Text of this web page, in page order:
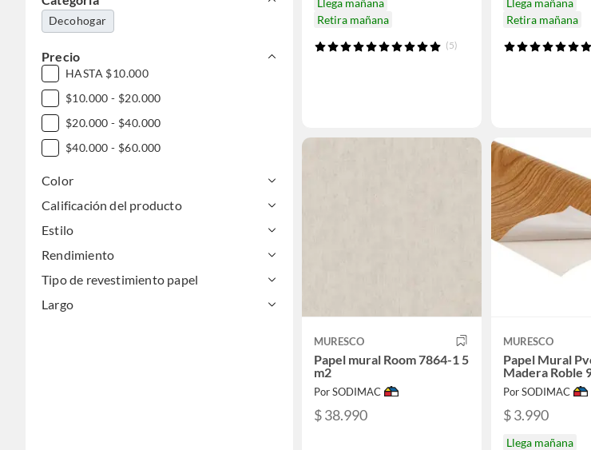
Decohogar
Precio
HASTA $10.000
$10.000 - $20.000
$20.000 - $40.000
$40.000 - $60.000
Color
Calificación del producto
Estilo
Rendimiento
Tipo de revestimiento papel
Largo
Retira mañana
(5)
Retira mañana
MURESCO
Papel mural Room 7864-1 5
m2
Por SODIMAC
$ 38.990
MURESCO
Papel Mural
Madera Roble
Por SODIMAC
$ 3.990
Llega mañana